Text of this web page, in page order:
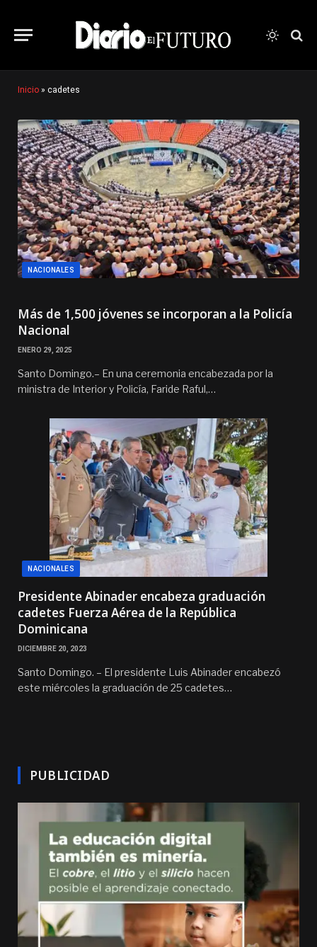
Inicio » cadetes
NACIONALES
Más de 1,500 jóvenes se incorporan a la Policía
Nacional
ENERO 29, 2025
Santo Domingo.– En una ceremonia encabezada por la
ministra de Interior y Policía, Faride Raful,…
NACIONALES
Presidente Abinader encabeza graduación
cadetes Fuerza Aérea de la República
Dominicana
DICIEMBRE 20, 2023
Santo Domingo. – El presidente Luis Abinader encabezó
este miércoles la graduación de 25 cadetes…
PUBLICIDAD